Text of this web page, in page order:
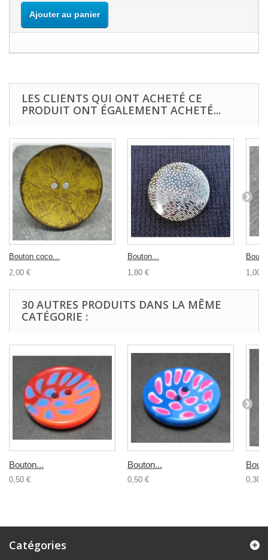
Ajouter au panier
LES CLIENTS QUI ONT ACHETÉ CE
PRODUIT ONT ÉGALEMENT ACHETÉ...
Bouton coco...
2,00 €
Bouton...
1,80 €
1,00 €
30 AUTRES PRODUITS DANS LA MÊME
CATÉGORIE :
Bouton...
0,50 €
Bouton...
0,50 € 0,30 €
Catégories